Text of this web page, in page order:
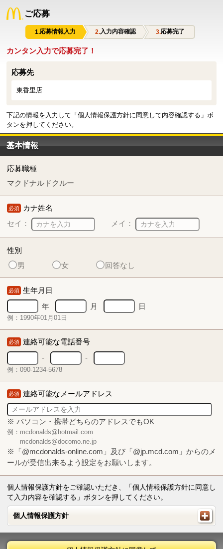
ご応募
応募情報入力 入力内容確認 応募完了
カンタン入力で応募完了！
応募先
東香里店
下記の情報を入力して「個人情報保護方針に同意して内容確認する」ボ
タンを押してください。
基本情報
応募職種
マクドナルドクルー
必須 カナ姓名
セイ：
メイ：
性別
男
女 回答なし
必須 生年月日
年
月 日
例：1990年01月01日
必須 連絡可能な電話番号
-
-
例：090-1234-5678
必須 連絡可能なメールアドレス
※ パソコン・携帯どちらのアドレスでもOK
例：mcdonalds@hotmail.com
mcdonalds@docomo.ne.jp
※「@mcdonalds-online.com」及び「@jp.mcd.com」からのメ
ールが受信出来るよう設定をお願いします。
個人情報保護方針をご確認いただき、「個人情報保護方針に同意し
て入力内容を確認する」ボタンを押してください。
個人情報保護方針
個人情報保護方針